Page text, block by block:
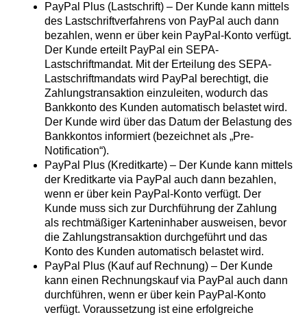
PayPal Plus (Lastschrift) – Der Kunde kann mittels
des Lastschriftverfahrens von PayPal auch dann
bezahlen, wenn er über kein PayPal-Konto verfügt.
Der Kunde erteilt PayPal ein SEPA-
Lastschriftmandat. Mit der Erteilung des SEPA-
Lastschriftmandats wird PayPal berechtigt, die
Zahlungstransaktion einzuleiten, wodurch das
Bankkonto des Kunden automatisch belastet wird.
Der Kunde wird über das Datum der Belastung des
Bankkontos informiert (bezeichnet als „Pre-
Notification“).
PayPal Plus (Kreditkarte) – Der Kunde kann mittels
der Kreditkarte via PayPal auch dann bezahlen,
wenn er über kein PayPal-Konto verfügt. Der
Kunde muss sich zur Durchführung der Zahlung
als rechtmäßiger Karteninhaber ausweisen, bevor
die Zahlungstransaktion durchgeführt und das
Konto des Kunden automatisch belastet wird.
PayPal Plus (Kauf auf Rechnung) – Der Kunde
kann einen Rechnungskauf via PayPal auch dann
durchführen, wenn er über kein PayPal-Konto
verfügt. Voraussetzung ist eine erfolgreiche